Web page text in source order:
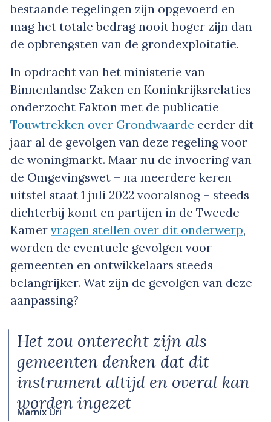
bestaande regelingen zijn opgevoerd en
mag het totale bedrag nooit hoger zijn dan
de opbrengsten van de grondexploitatie.
In opdracht van het ministerie van
Binnenlandse Zaken en Koninkrijksrelaties
onderzocht Fakton met de publicatie
Touwtrekken over Grondwaarde eerder dit
jaar al de gevolgen van deze regeling voor
de woningmarkt. Maar nu de invoering van
de Omgevingswet – na meerdere keren
uitstel staat 1 juli 2022 vooralsnog – steeds
dichterbij komt en partijen in de Tweede
Kamer vragen stellen over dit onderwerp,
worden de eventuele gevolgen voor
gemeenten en ontwikkelaars steeds
belangrijker. Wat zijn de gevolgen van deze
aanpassing?
Het zou onterecht zijn als
gemeenten denken dat dit
instrument altijd en overal kan
worden ingezet
Marnix Uri